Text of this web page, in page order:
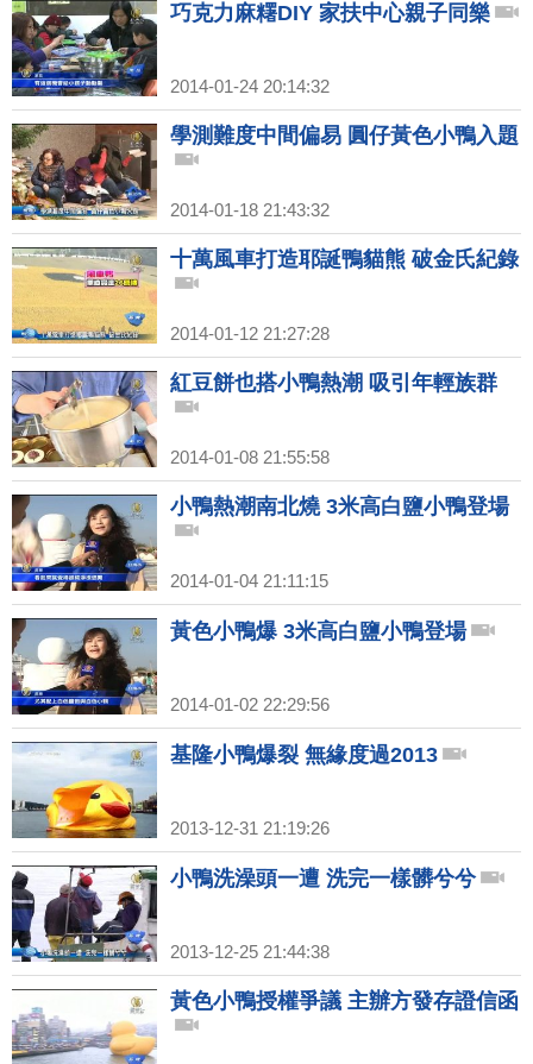
巧克力麻糬DIY 家扶中心親子同樂
2014-01-24 20:14:32
學測難度中間偏易 圓仔黃色小鴨入題
2014-01-18 21:43:32
十萬風車打造耶誕鴨貓熊 破金氏紀錄
2014-01-12 21:27:28
紅豆餅也搭小鴨熱潮 吸引年輕族群
2014-01-08 21:55:58
小鴨熱潮南北燒 3米高白鹽小鴨登場
2014-01-04 21:11:15
黃色小鴨爆 3米高白鹽小鴨登場
2014-01-02 22:29:56
基隆小鴨爆裂 無緣度過2013
2013-12-31 21:19:26
小鴨洗澡頭一遭 洗完一樣髒兮兮
2013-12-25 21:44:38
黃色小鴨授權爭議 主辦方發存證信函